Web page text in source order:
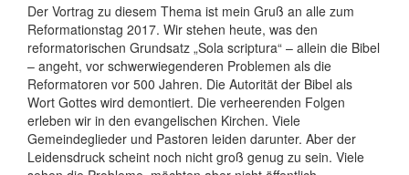
Der Vortrag zu diesem Thema ist mein Gruß an alle zum
Reformationstag 2017. Wir stehen heute, was den
reformatorischen Grundsatz „Sola scriptura“ – allein die Bibel
– angeht, vor schwerwiegenderen Problemen als die
Reformatoren vor 500 Jahren. Die Autorität der Bibel als
Wort Gottes wird demontiert. Die verheerenden Folgen
erleben wir in den evangelischen Kirchen. Viele
Gemeindeglieder und Pastoren leiden darunter. Aber der
Leidensdruck scheint noch nicht groß genug zu sein. Viele